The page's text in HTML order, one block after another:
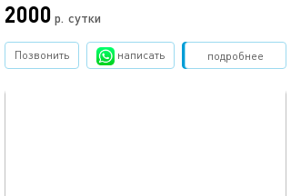
2000 р. сутки
подробнее
Позвонить написать Забронировать